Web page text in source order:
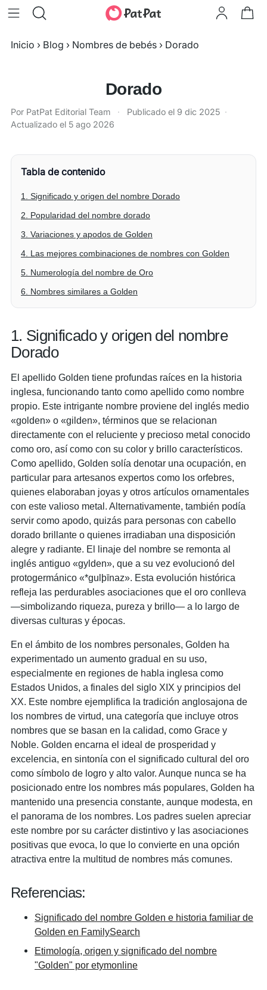
Inicio › Blog › Nombres de bebés › Dorado
Dorado
Por PatPat Editorial Team · Publicado el 9 dic 2025 ·
Actualizado el 5 ago 2026
Tabla de contenido
1. Significado y origen del nombre Dorado
2. Popularidad del nombre dorado
3. Variaciones y apodos de Golden
4. Las mejores combinaciones de nombres con Golden
5. Numerología del nombre de Oro
6. Nombres similares a Golden
1. Significado y origen del nombre
Dorado
El apellido Golden tiene profundas raíces en la historia
inglesa, funcionando tanto como apellido como nombre
propio. Este intrigante nombre proviene del inglés medio
«golden» o «gilden», términos que se relacionan
directamente con el reluciente y precioso metal conocido
como oro, así como con su color y brillo característicos.
Como apellido, Golden solía denotar una ocupación, en
particular para artesanos expertos como los orfebres,
quienes elaboraban joyas y otros artículos ornamentales
con este valioso metal. Alternativamente, también podía
servir como apodo, quizás para personas con cabello
dorado brillante o quienes irradiaban una disposición
alegre y radiante. El linaje del nombre se remonta al
inglés antiguo «gylden», que a su vez evolucionó del
protogermánico «*gulþīnaz». Esta evolución histórica
refleja las perdurables asociaciones que el oro conlleva
—simbolizando riqueza, pureza y brillo— a lo largo de
diversas culturas y épocas.
En el ámbito de los nombres personales, Golden ha
experimentado un aumento gradual en su uso,
especialmente en regiones de habla inglesa como
Estados Unidos, a finales del siglo XIX y principios del
XX. Este nombre ejemplifica la tradición anglosajona de
los nombres de virtud, una categoría que incluye otros
nombres que se basan en la calidad, como Grace y
Noble. Golden encarna el ideal de prosperidad y
excelencia, en sintonía con el significado cultural del oro
como símbolo de logro y alto valor. Aunque nunca se ha
posicionado entre los nombres más populares, Golden ha
mantenido una presencia constante, aunque modesta, en
el panorama de los nombres. Los padres suelen apreciar
este nombre por su carácter distintivo y las asociaciones
positivas que evoca, lo que lo convierte en una opción
atractiva entre la multitud de nombres más comunes.
Referencias:
Significado del nombre Golden e historia familiar de
Golden en FamilySearch
Etimología, origen y significado del nombre
"Golden" por etymonline